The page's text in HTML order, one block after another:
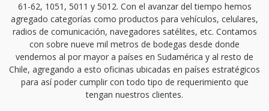
61-62, 1051, 5011 y 5012. Con el avanzar del tiempo hemos
agregado categorías como productos para vehículos, celulares,
radios de comunicación, navegadores satélites, etc. Contamos
con sobre nueve mil metros de bodegas desde donde
vendemos al por mayor a países en Sudamérica y al resto de
Chile, agregando a esto oficinas ubicadas en países estratégicos
para así poder cumplir con todo tipo de requerimiento que
tengan nuestros clientes.